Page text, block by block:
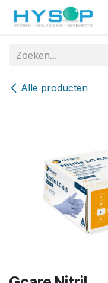
Overslaan naar inhoud
Alle producten